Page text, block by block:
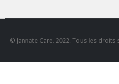
© Jannate Care. 2022. Tous les droits